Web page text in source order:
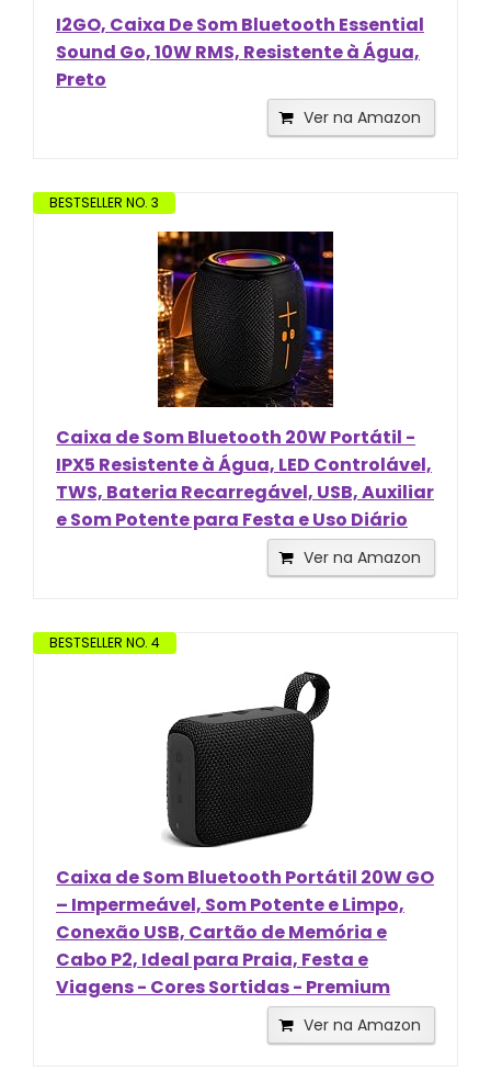
I2GO, Caixa De Som Bluetooth Essential
Sound Go, 10W RMS, Resistente à Água,
Preto
Ver na Amazon
BESTSELLER NO. 3
Caixa de Som Bluetooth 20W Portátil -
IPX5 Resistente à Água, LED Controlável,
TWS, Bateria Recarregável, USB, Auxiliar
e Som Potente para Festa e Uso Diário
Ver na Amazon
BESTSELLER NO. 4
Caixa de Som Bluetooth Portátil 20W GO
– Impermeável, Som Potente e Limpo,
Conexão USB, Cartão de Memória e
Cabo P2, Ideal para Praia, Festa e
Viagens - Cores Sortidas - Premium
Ver na Amazon